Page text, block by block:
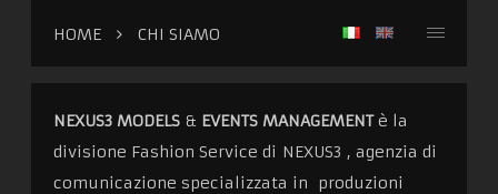
HOME CHI SIAMO
NEXUS3 MODELS & EVENTS MANAGEMENTè la
divisione Fashion Service di NEXUS3 , agenzia di
comunicazione specializzata in produzioni